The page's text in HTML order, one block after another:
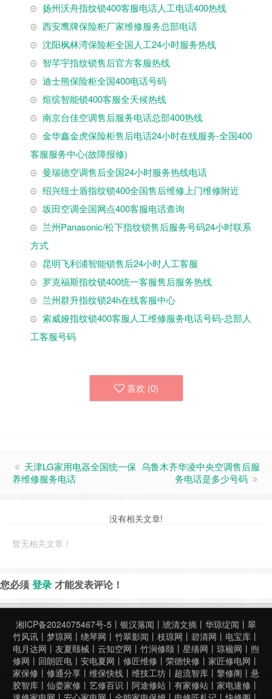
扬州沃舟指纹锁400客服电话人工电话400热线
西安鹰牌保险柜厂家维修服务总部电话
沈阳枫林湾保险柜全国人工24小时服务热线
智芊宇指纹锁售后官方客服热线
迪士熊保险柜全国400电话号码
煊缤智能锁400客服全天候热线
南京台佳空调售后服务电话总部400热线
金华鑫金虎保险柜售后电话24小时在线服务-全国400
客服服务中心(故障报修)
曼瑞德空调售后全国24小时服务热线电话
绍兴纽士盾指纹锁400全国售后维修上门维修附近
坂田空调全国网点400客服电话查询
兰州Panasonic/松下指纹锁售后服务号码24小时联系
方式
昆明飞利浦智能锁售后24小时人工客服
罗克福斯指纹锁400统一客服售后服务热线
兰州群升指纹锁24h在线客服中心
索威娅指纹锁400客服人工维修服务电话号码-总部人
工客服号码
喜欢 (0)
天津LG家用电器全国统一保
养维修服务电话
乌鲁木齐华凌中央空调售后服
务电话是多少号码
没有相关文章!
暂无相关文章！
您必须 登录 才能发表评论！
湘ICP备2024075467号-5 丨 银汉落闻 丨 琥清文摘 丨 华琼绽闻 丨 翠
竹风讯 丨 梦琼网 丨 绕琴网 丨 竹翠影闻 丨 枝琼网 丨 碧清网 丨 电宝库 丨
电月达网 丨 友夏颐械 丨 云知空网 丨 竹涧修颐 丨 星缮网 丨 琼楹网 丨 煦
修网 丨 回朗匠电 丨 安电夏网 丨 修匠维修 丨 荣德快修 丨 家匠修电网 丨
家保修 丨 修通分享 丨 维保快线 丨 维技工坊 丨 超流智库 丨 擎修阁 丨 悬
胶智库 丨 仙娄家修 丨 艺修百识 丨 阿途修站 丨 有家修站 丨 家电速修 丨